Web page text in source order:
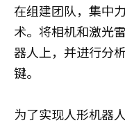
在组建团队，集中
术。将相机和激光
器人上，并进行分
键。
为了实现人形机器